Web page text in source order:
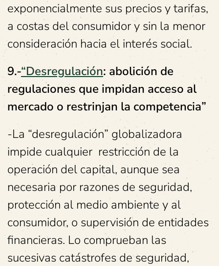
exponencialmente sus precios y tarifas,
a costas del consumidor y sin la menor
consideración hacia el interés social.
9.-“Desregulación: abolición de
regulaciones que impidan acceso al
mercado o restrinjan la competencia”
-La “desregulación” globalizadora
impide cualquier restricción de la
operación del capital, aunque sea
necesaria por razones de seguridad,
protección al medio ambiente y al
consumidor, o supervisión de entidades
financieras. Lo comprueban las
sucesivas catástrofes de seguridad,